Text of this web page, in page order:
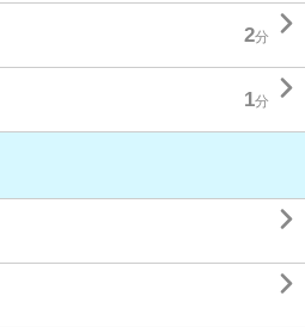
2分 
1分 

